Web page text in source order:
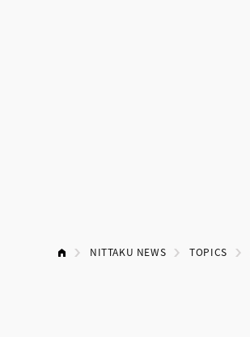
NITTAKU NEWS TOPICS